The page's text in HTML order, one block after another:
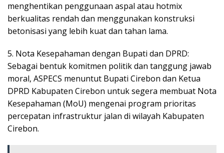
menghentikan penggunaan aspal atau hotmix
berkualitas rendah dan menggunakan konstruksi
betonisasi yang lebih kuat dan tahan lama.
5. Nota Kesepahaman dengan Bupati dan DPRD:
Sebagai bentuk komitmen politik dan tanggung jawab
moral, ASPECS menuntut Bupati Cirebon dan Ketua
DPRD Kabupaten Cirebon untuk segera membuat Nota
Kesepahaman (MoU) mengenai program prioritas
percepatan infrastruktur jalan di wilayah Kabupaten
Cirebon.